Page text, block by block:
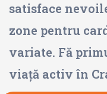
satisface
zone pentru
variate. Fă
viață activ în